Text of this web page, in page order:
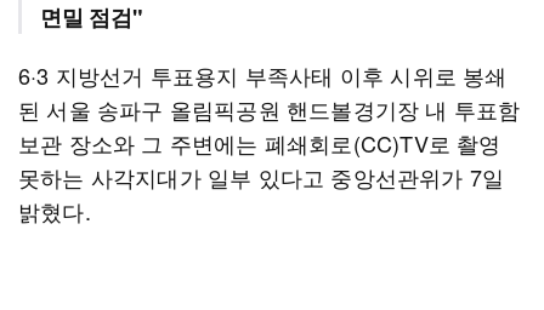
면밀 점검"
6·3 지방선거 투표용지 부족사태 이후 시위로 봉쇄
된 서울 송파구 올림픽공원 핸드볼경기장 내 투표함
보관 장소와 그 주변에는 폐쇄회로(CC)TV로 촬영
못하는 사각지대가 일부 있다고 중앙선관위가 7일
밝혔다.